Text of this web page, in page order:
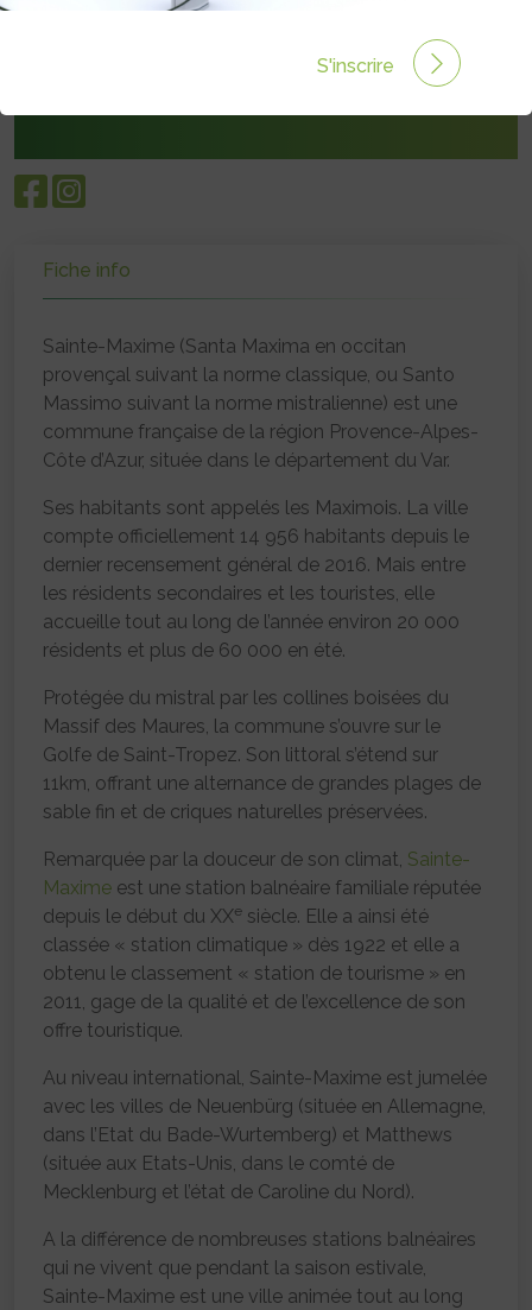
Fiche info
Sainte-Maxime (Santa Maxima en occitan
provençal suivant la norme classique, ou Santo
Massimo suivant la norme mistralienne) est une
commune française de la région Provence-Alpes-
Côte d’Azur, située dans le département du Var.
Ses habitants sont appelés les Maximois. La ville
compte officiellement 14 956 habitants depuis le
dernier recensement général de 2016. Mais entre
les résidents secondaires et les touristes, elle
accueille tout au long de l’année environ 20 000
résidents et plus de 60 000 en été.
Protégée du mistral par les collines boisées du
Massif des Maures, la commune s’ouvre sur le
Golfe de Saint-Tropez. Son littoral s’étend sur
11km, offrant une alternance de grandes plages de
sable fin et de criques naturelles préservées.
Remarquée par la douceur de son climat, Sainte-
Maxime est une station balnéaire familiale réputée
depuis le début du XXe siècle. Elle a ainsi été
classée « station climatique » dès 1922 et elle a
obtenu le classement « station de tourisme » en
2011, gage de la qualité et de l’excellence de son
offre touristique.
Au niveau international, Sainte-Maxime est jumelée
avec les villes de Neuenbürg (située en Allemagne,
dans l’Etat du Bade-Wurtemberg) et Matthews
(située aux Etats-Unis, dans le comté de
Mecklenburg et l’état de Caroline du Nord).
A la différence de nombreuses stations balnéaires
qui ne vivent que pendant la saison estivale,
Sainte-Maxime est une ville animée tout au long
S'inscrire